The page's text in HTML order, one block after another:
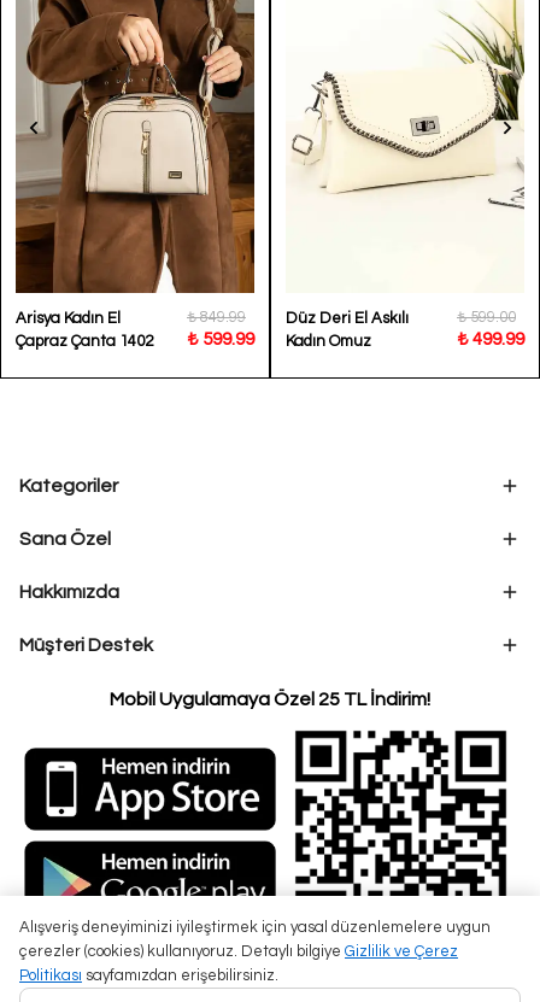
Alışveriş deneyiminizi iyileştirmek için yasal düzenlemelere uygun
çerezler (cookies) kullanıyoruz. Detaylı bilgiye Gizlilik ve Çerez
Politikası sayfamızdan erişebilirsiniz.
Arisya Kadın El
Çapraz Çanta 1402
₺ 849.99
₺ 599.99
Düz Deri El Askılı
Kadın Omuz
₺ 599.00
₺ 499.99
Kategoriler
Sana Özel
Hakkımızda
Müşteri Destek
Mobil Uygulamaya Özel 25 TL İndirim!